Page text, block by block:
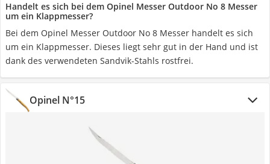
Handelt es sich bei dem Opinel Messer Outdoor No 8 Messer
um ein Klappmesser?
Bei dem Opinel Messer Outdoor No 8 Messer handelt es sich
um ein Klappmesser. Dieses liegt sehr gut in der Hand und ist
dank des verwendeten Sandvik-Stahls rostfrei.
Opinel N°15